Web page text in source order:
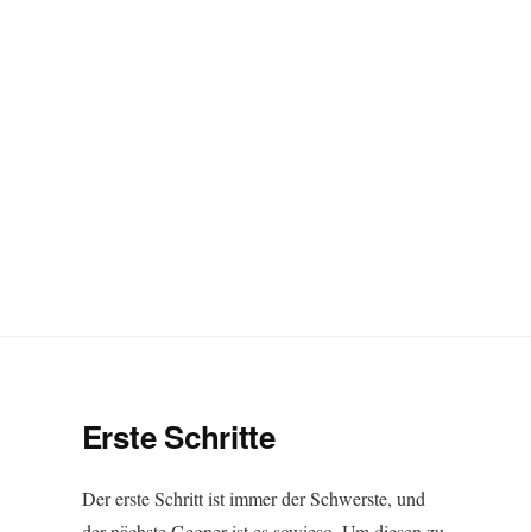
Erste Schritte
Der erste Schritt ist immer der Schwerste, und